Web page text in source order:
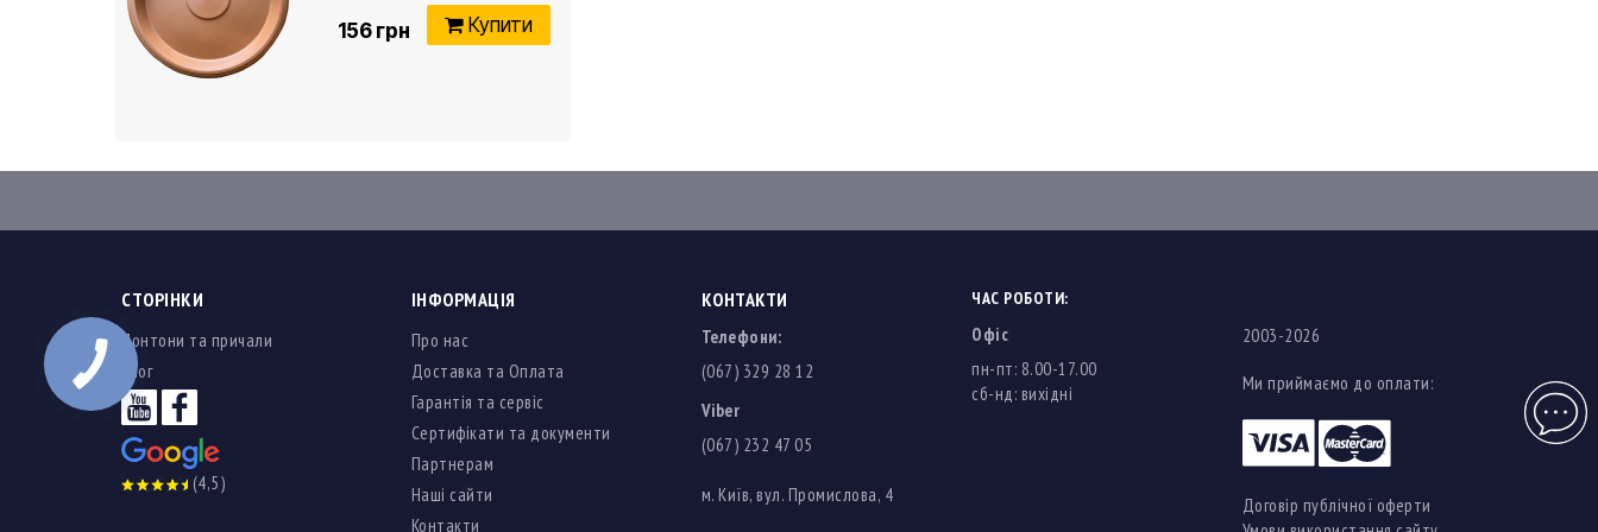
156 грн Купити
СТОРІНКИ
Понтони та причали
Блог
(4,5)
ІНФОРМАЦІЯ
Про нас
Доставка та Оплата
Гарантія та сервіс
Сертифікати та документи
Партнерам
Наші сайти
Контакти
КОНТАКТИ
Телефони:
(067) 329 28 12
Viber
(067) 232 47 05
м. Київ, вул. Промислова, 4
ЧАС РОБОТИ:
Офіс
пн-пт: 8.00-17.00
cб-нд: вихідні
2003-2026
Ми приймаємо до оплати:
Договір публічної оферти
Чат